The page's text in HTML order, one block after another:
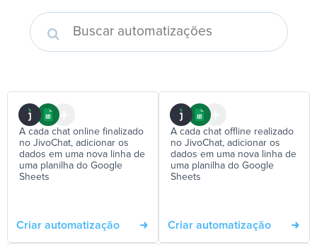
A cada chat online finalizado
no JivoChat, adicionar os
dados em uma nova linha de
uma planilha do Google
Sheets
Criar automatização
A cada chat offline realizado
no JivoChat, adicionar os
dados em uma nova linha de
uma planilha do Google
Sheets
Criar automatização